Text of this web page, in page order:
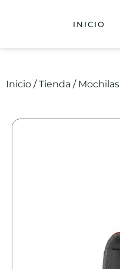
INICIO
Inicio /Tienda / Mochilas